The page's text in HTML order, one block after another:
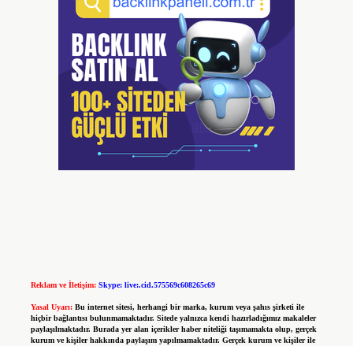
Reklam ve İletişim: Skype: live:.cid.575569c608265c69
Yasal Uyarı: Bu internet sitesi, herhangi bir marka, kurum veya şahıs şirketi ile
hiçbir bağlantısı bulunmamaktadır. Sitede yalnızca kendi hazırladığımız makaleler
paylaşılmaktadır. Burada yer alan içerikler haber niteliği taşımamakta olup, gerçek
kurum ve kişiler hakkında paylaşım yapılmamaktadır. Gerçek kurum ve kişiler ile